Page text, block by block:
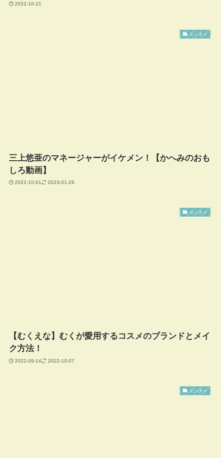
2022-10-21
エンタメ
三上悠亜のマネージャーがイケメン！【かへみのおも
しろ動画】
2022-10-01 2023-01-26
エンタメ
【むくえな】むくが愛用するコスメのブランドとメイ
ク方法！
2022-09-14 2022-10-07
エンタメ